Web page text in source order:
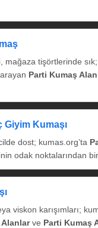
mağaza tişörtlerinde
Parti Kumaş
Giyim Kumaşı
dost; kumas.org’ta
odak noktalarından
viskon karışımları;
ve Parti Kumaş